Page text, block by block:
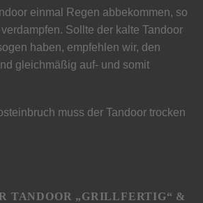
einmal Regen abbekommen, so
Sollte der kalte Tandoor
haben, empfehlen wir, den
gleichmäßig auf- und somit
muss der Tandoor trocken
TANDOOR „GRILLFERTIG“ &